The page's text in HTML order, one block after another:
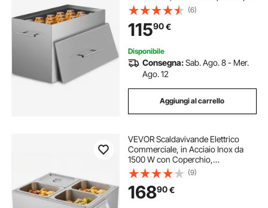
Bollente con 2 Rastrelliere per
conserve, Pentola Grande in
Acciaio Inossidabile 304 per Uso
Alimentare
(6)
11590€
Disponibile
Consegna:Sab. Ago. 8 - Mer.
Ago. 12
Aggiungi al carrello
VEVOR Scaldavivande Elettrico
Commerciale, in Acciaio Inox da
1500 W con Coperchio,
Bagnomaria da Banco a 4 Teglie
con Riscaldamento Rapido e
Mestoli Forati, per Catering,
Ristoranti, Feste
(9)
16890€